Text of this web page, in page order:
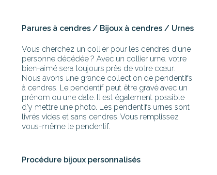
Parures à cendres / Bijoux à cendres / Urnes
Vous cherchez un collier pour les cendres d'une
personne décédée ? Avec un collier urne, votre
bien-aimé sera toujours près de votre cœur.
Nous avons une grande collection de pendentifs
à cendres. Le pendentif peut être gravé avec un
prénom ou une date. Il est également possible
d'y mettre une photo. Les pendentifs urnes sont
livrés vides et sans cendres. Vous remplissez
vous-même le pendentif.
Procédure bijoux personnalisés